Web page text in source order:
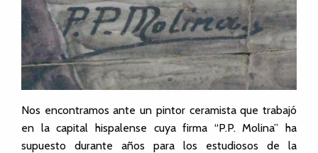
Nos encontramos ante un pintor ceramista que trabajó
en la capital hispalense cuya firma “P.P. Molina” ha
supuesto durante años para los estudiosos de la